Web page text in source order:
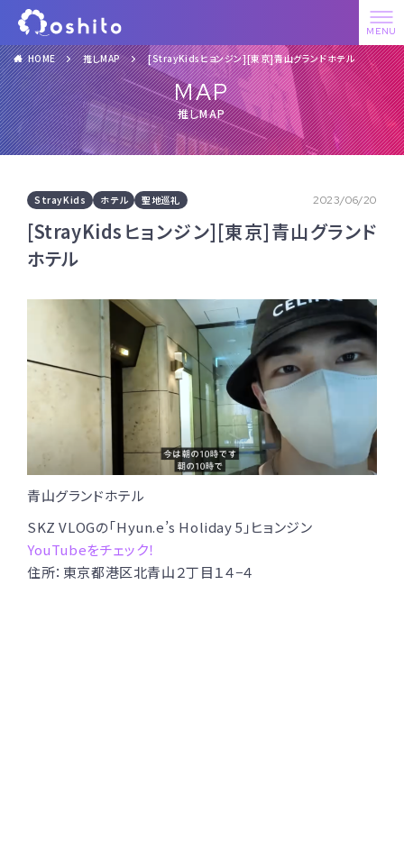
HOME 推しMAP [StrayKidsヒョンジン][東京]青山グランドホテル
MAP
推しMAP
StrayKids ホテル 聖地巡礼 2023/06/20
[StrayKidsヒョンジン][東京]青山グランド
ホテル
青山グランドホテル
SKZ VLOGの「Hyun.e’s Holiday 5」ヒョンジン
YouTubeをチェック！
住所：東京都港区北青山２丁目１４−４